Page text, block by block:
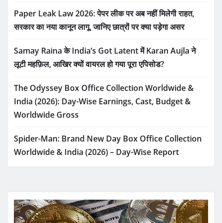
Paper Leak Law 2026: पेपर लीक पर अब नहीं मिलेगी राहत,
सरकार का नया कानून लागू, जानिए छात्रों पर क्या पड़ेगा असर
Samay Raina के India’s Got Latent में Karan Aujla ने
लूटी महफ़िल, आखिर क्यों वायरल हो गया पूरा एपिसोड?
The Odyssey Box Office Collection Worldwide &
India (2026): Day-Wise Earnings, Cast, Budget &
Worldwide Gross
Spider-Man: Brand New Day Box Office Collection
Worldwide & India (2026) – Day-Wise Report